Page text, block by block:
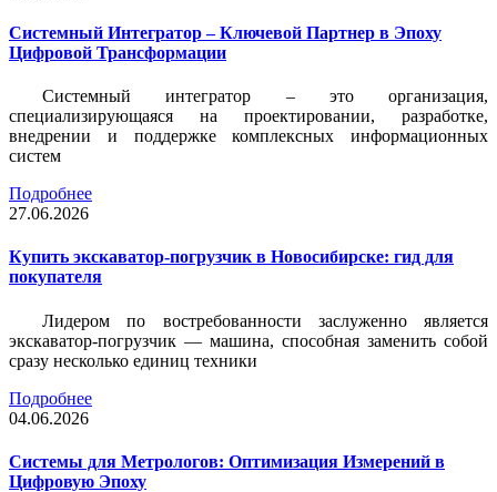
Системный Интегратор – Ключевой Партнер в Эпоху
Цифровой Трансформации
Системный интегратор – это организация,
специализирующаяся на проектировании, разработке,
внедрении и поддержке комплексных информационных
систем
Подробнее
27.06.2026
Купить экскаватор-погрузчик в Новосибирске: гид для
покупателя
Лидером по востребованности заслуженно является
экскаватор-погрузчик — машина, способная заменить собой
сразу несколько единиц техники
Подробнее
04.06.2026
Системы для Метрологов: Оптимизация Измерений в
Цифровую Эпоху